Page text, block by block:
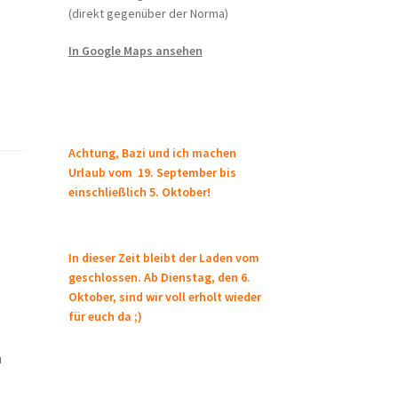
(direkt gegenüber der Norma)
In Google Maps ansehen
Achtung, Bazi und ich machen
Urlaub vom 19. September bis
einschließlich 5. Oktober!
In dieser Zeit bleibt der Laden vom
geschlossen. Ab Dienstag, den 6.
Oktober, sind wir voll erholt wieder
für euch da ;)